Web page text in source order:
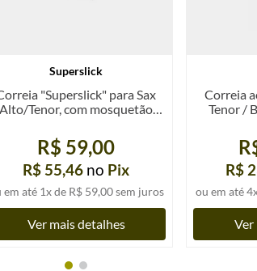
Superslick
"Superslick" para Sax
Alto/Tenor, com mosquetão
R$ 59,00
R$ 55,46 no Pix
em até 1x de R$ 59,00sem juros
Ver mais detalhes
Correia
Tenor /
R$
ou em até4
Ver